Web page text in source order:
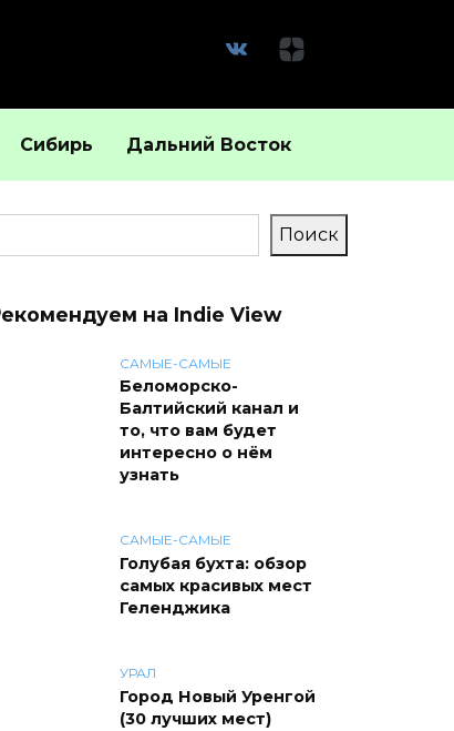
Сибирь Дальний Восток
Поиск
на Indie View
САМЫЕ-САМЫЕ
Беломорско-
Балтийский канал и
то, что вам будет
интересно о нём
узнать
САМЫЕ-САМЫЕ
Голубая бухта: обзор
самых красивых мест
Геленджика
УРАЛ
Город Новый Уренгой
(30 лучших мест)